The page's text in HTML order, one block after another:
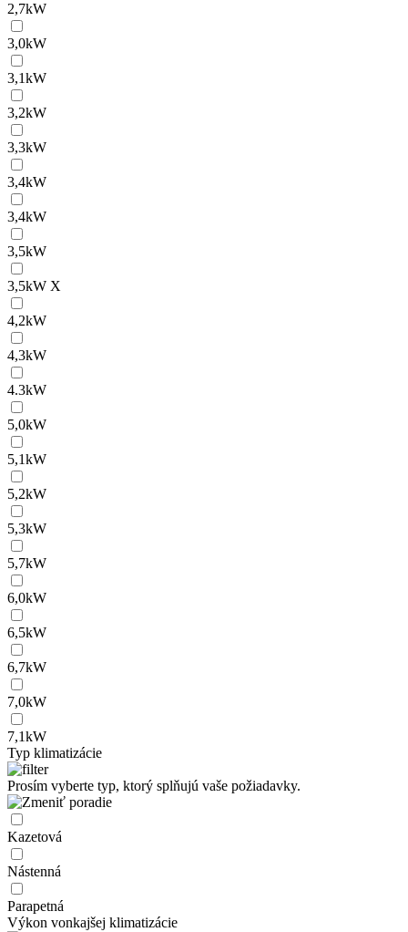
2,7kW
3,0kW
3,1kW
3,2kW
3,3kW
3,4kW
3,4kW
3,5kW
3,5kW X
4,2kW
4,3kW
4.3kW
5,0kW
5,1kW
5,2kW
5,3kW
5,7kW
6,0kW
6,5kW
6,7kW
7,0kW
7,1kW
Typ klimatizácie
Prosím vyberte typ, ktorý splňujú vaše požiadavky.
Kazetová
Nástenná
Parapetná
Výkon vonkajšej klimatizácie